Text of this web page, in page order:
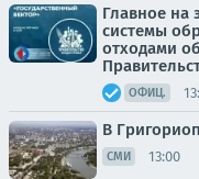
Главное на
системы
отходами
ОФИЦ.
В
СМИ 13:00